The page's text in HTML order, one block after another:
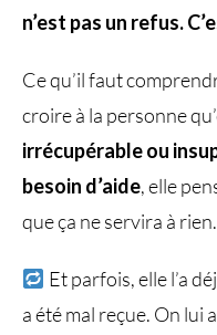
n’est pas un refus.
Ce qu’il faut
croire à la personne
irrécupérable ou
besoin d’aide, elle
que ça ne servira à rien.
Et parfois, elle l’a
a été mal reçue. On lui